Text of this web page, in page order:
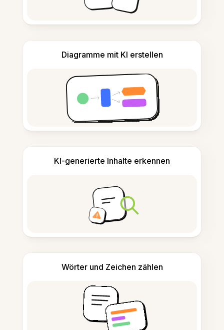
Diagramme mit KI erstellen
KI-generierte Inhalte erkennen
Wörter und Zeichen zählen